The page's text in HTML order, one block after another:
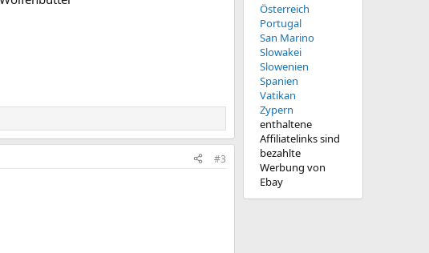
#3
Österreich
Portugal
San Marino
Slowakei
Slowenien
Spanien
Vatikan
Zypern
enthaltene
Affiliatelinks sind
bezahlte
Werbung von
Ebay